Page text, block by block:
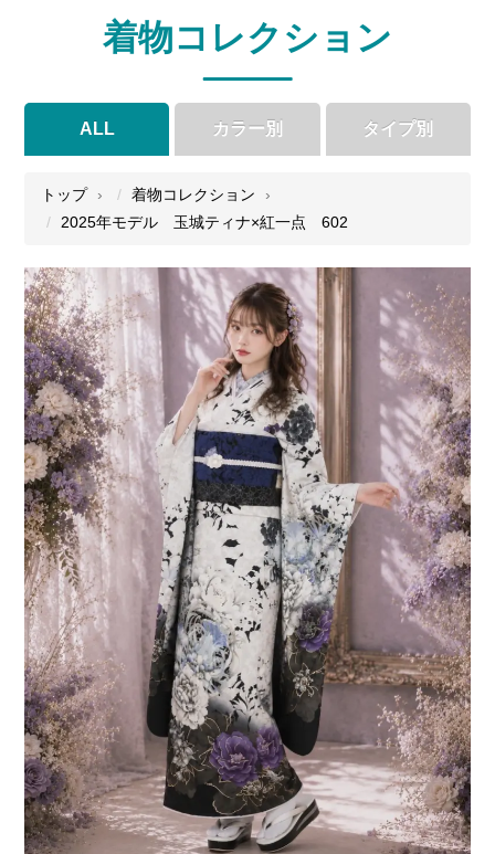
着物コレクション
ALL カラー別
● ● ●
●
タイプ別
トップ
着物コレクション
2025年モデル 玉城ティナ×紅一点 602